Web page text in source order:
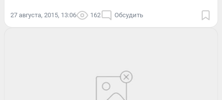
27 августа, 2015, 13:06 162 Обсудить